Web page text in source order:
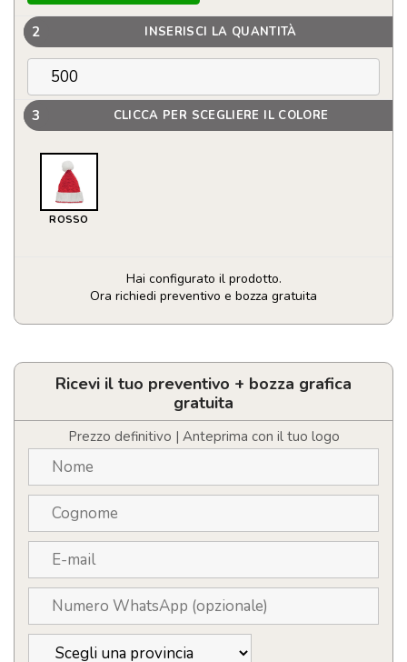
2 INSERISCI LA QUANTITÀ
3 CLICCA PER SCEGLIERE IL COLORE
ROSSO
Hai configurato il prodotto.
Ora richiedi preventivo e bozza gratuita
Berretto
quantità
Ricevi il tuo preventivo + bozza grafica
gratuita
Prezzo definitivo | Anteprima con il tuo logo